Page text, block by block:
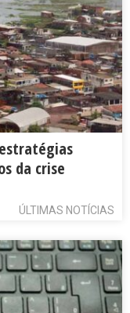
da crise
ÚLTIMAS NOTÍCIAS